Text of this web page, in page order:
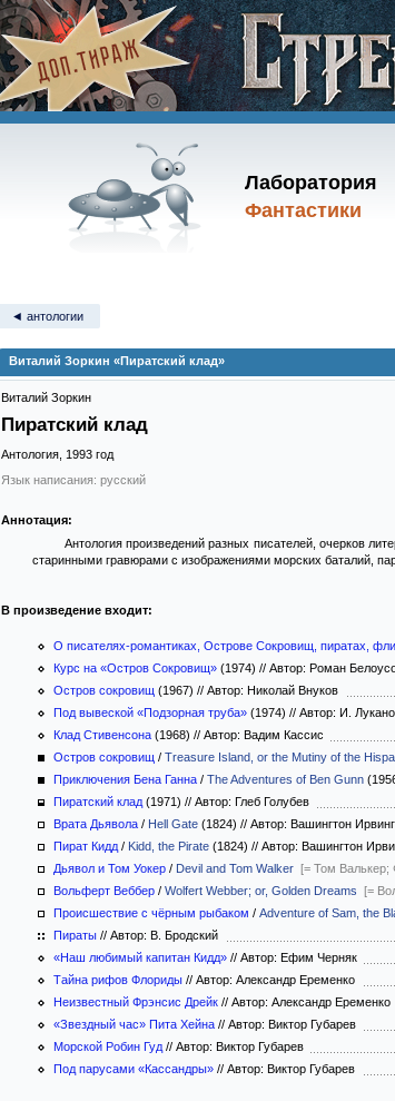
Лаборатория
Фантастики
◄ антологии
Виталий Зоркин «Пиратский клад»
Виталий Зоркин
Пиратский клад
Антология, 1993 год
Язык написания: русский
Аннотация:
Антология произведений разных писателей, очерков
старинными гравюрами с изображениями морских баталий,
В произведение входит:
О писателях-романтиках, Острове Сокровищ, пиратах,
Курс на «Остров Сокровищ» (1974) // Автор: Роман
Остров сокровищ (1967) // Автор: Николай Внуков
Под вывеской «Подзорная труба» (1974) // Автор: И.
Клад Стивенсона (1968) // Автор: Вадим Кассис
Остров сокровищ / Treasure Island, or the Mutiny of the
Приключения Бена Ганна / The Adventures of Ben Gunn
Пиратский клад (1971) // Автор: Глеб Голубев
Врата Дьявола / Hell Gate (1824) // Автор: Вашингтон Ирвинг
Пират Кидд / Kidd, the Pirate (1824) // Автор: Вашингтон
Дьявол и Том Уокер / Devil and Tom Walker [= Том Валькер;
Вольферт Веббер / Wolfert Webber; or, Golden Dreams [=
Происшествие с чёрным рыбаком / Adventure of Sam, the
Пираты // Автор: В. Бродский
«Наш любимый капитан Кидд» // Автор: Ефим Черняк
Тайна рифов Флориды // Автор: Александр Еременко
Неизвестный Фрэнсис Дрейк // Автор: Александр Еременко
«Звездный час» Пита Хейна // Автор: Виктор Губарев
Морской Робин Гуд // Автор: Виктор Губарев
Под парусами «Кассандры» // Автор: Виктор Губарев